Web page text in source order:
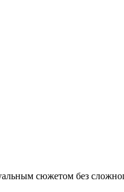
сюжетом без